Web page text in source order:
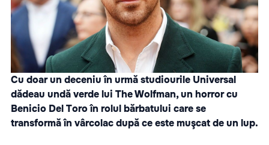
Cu doar un deceniu în urmă studiourile Universal
dădeau undă verde lui The Wolfman, un horror cu
Benicio Del Toro în rolul bărbatului care se
transformă în vârcolac după ce este muşcat de un lup.